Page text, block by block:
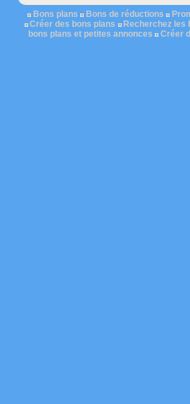
Bons plans
Bons de réductions
Créer des bons plans
Recherchez les
bons plans et petites annonces
Créer